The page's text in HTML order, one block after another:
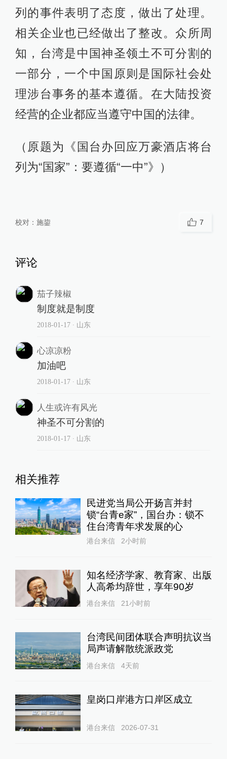
列的事件表明了态度，做出了处理。
相关企业也已经做出了整改。众所周
知，台湾是中国神圣领土不可分割的
一部分，一个中国原则是国际社会处
理涉台事务的基本遵循。在大陆投资
经营的企业都应当遵守中国的法律。
（原题为《国台办回应万豪酒店将台
列为“国家”：要遵循“一中”》）
校对： 施鋆 7
评论
茄子辣椒
制度就是制度
2018-01-17∙ 山东
心凉凉粉
加油吧
2018-01-17∙ 山东
人生或许有风光
神圣不可分割的
2018-01-17∙ 山东
相关推荐
民进党当局公开扬言并封
锁“台青e家”，国台办：锁不
住台湾青年求发展的心
港台来信 2小时前
知名经济学家、教育家、出版
人高希均辞世，享年90岁
港台来信 21小时前
台湾民间团体联合声明抗议当
局声请解散统派政党
港台来信 4天前
皇岗口岸港方口岸区成立
港台来信 2026-07-31